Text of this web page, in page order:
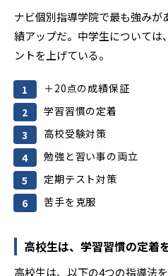
ナビ個別指導学院で最も強み
績アップだ。中学生については
ントを上げている。
＋20点の成績保証
学習習慣の定着
高校受験対策
勉強と習い事の両立
定期テスト対策
苦手を克服
高校生は、学習習慣の定着
高校生は、以下の4つの指導法